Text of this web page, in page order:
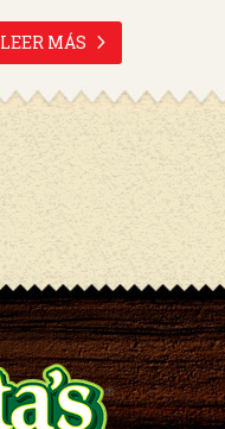
LEER MÁS